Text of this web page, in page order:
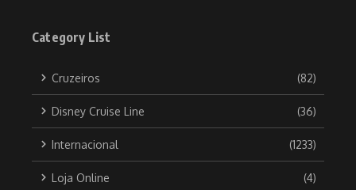
Category List
Cruzeiros (82)
Disney Cruise Line (36)
Internacional (1233)
Loja Online (4)